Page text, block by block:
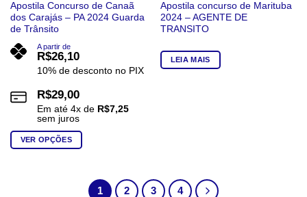
Apostila Concurso de Canaã
dos Carajás – PA 2024 Guarda
de Trânsito
A partir de
R$26,10
10% de desconto no PIX
R$29,00
Em até 4x de R$7,25
sem juros
VER OPÇÕES
Apostila concurso de Marituba
2024 – AGENTE DE
TRANSITO
LEIA MAIS
1 2 3 4